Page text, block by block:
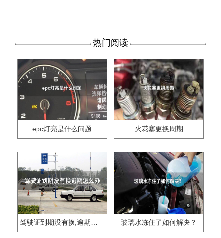
热门阅读
epc灯亮是什么问题 火花塞更换周期
驾驶证到期没有换,逾期怎么办?? 玻璃水冻住了如何解决？